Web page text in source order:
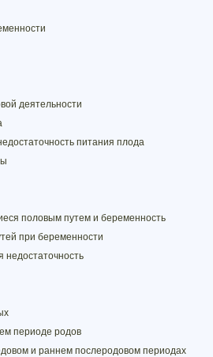
деятельности
питания плода
половым путем и беременность
при беременности
недостаточность
периоде родов
и раннем послеродовом периодах